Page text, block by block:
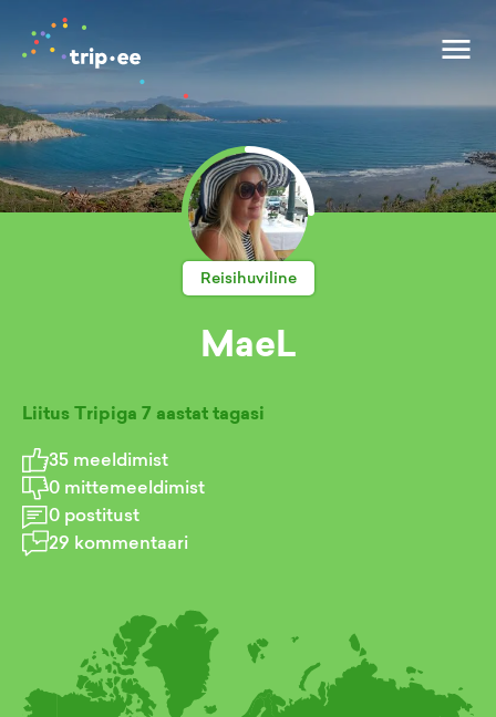
Reisihuviline
MaeL
Liitus Tripiga 7 aastat tagasi
35 meeldimist
0 mittemeeldimist
0 postitust
29 kommentaari